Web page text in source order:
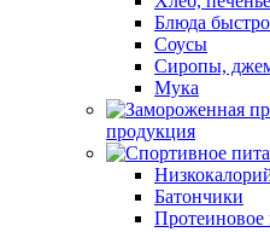
Блюда
Соусы
Сиропы,
Мука
продукция
Батончики
Протеиновое